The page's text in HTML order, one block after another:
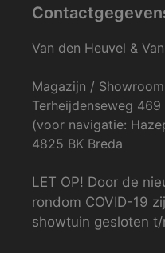
Van den Heuvel &
Magazijn /
Terheijdenseweg 469
(voor navigatie:
4825 BK Breda
LET OP! Door de
rondom COVID-19
showtuin gesloten t/